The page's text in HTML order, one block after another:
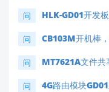
问 HLK-GD01开发
问 CB103M开机棒
问 MT7621A文件共
问
4G路由模块